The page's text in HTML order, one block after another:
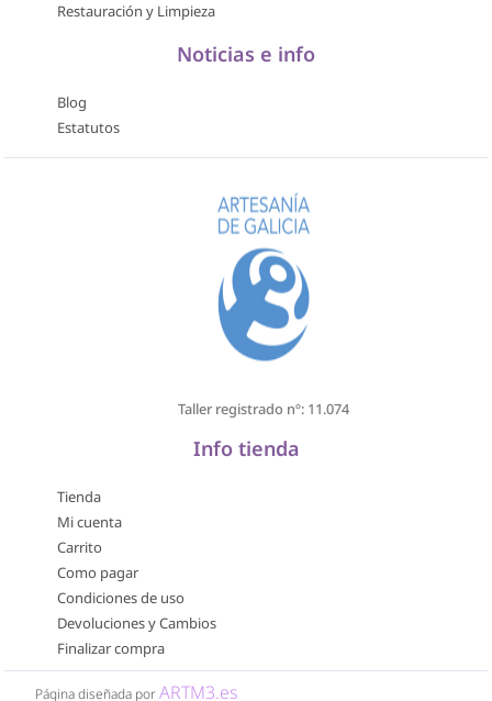
Restauración y Limpieza
Noticias e info
Blog
Estatutos
Taller registrado nº: 11.074
Info tienda
Tienda
Mi cuenta
Carrito
Como pagar
Condiciones de uso
Devoluciones y Cambios
Finalizar compra
Página diseñada porARTM3.es